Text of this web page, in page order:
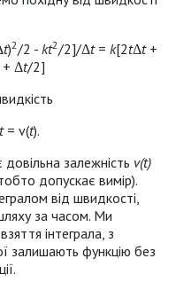
t)2/2 - kt2/2]/Δt= k[2tΔt+
Δt/2]
= v(t).
залежність v(t)
допускає вимір).
від швидкості,
за часом. Ми
інтеграла, з
залишають функцію без